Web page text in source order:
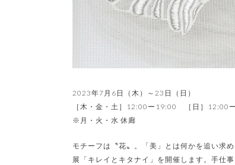
2023年7月6日（木）～23日（日）
［木・金・土］12:00ー19:00 ［日］12:00
※月・火・水 休廊
モチーフは〝花〟。「美」とは何かを追い求
展「キレイとキタナイ」を開催します。手仕